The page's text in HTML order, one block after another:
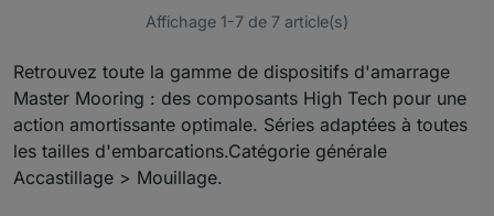
Affichage 1-7 de 7 article(s)
Retrouvez toute la gamme de dispositifs d'amarrage
Master Mooring : des composants High Tech pour une
action amortissante optimale. Séries adaptées à toutes
les tailles d'embarcations.Catégorie générale
Accastillage > Mouillage.